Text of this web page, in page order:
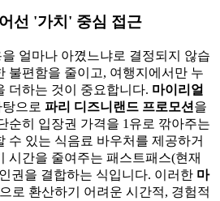
선 '가치' 중심 접근
얼마나 아꼈느냐로 결정되지 않습
불편함을 줄이고, 여행지에서만 누
더하는 것이 중요합니다. 마이리얼
으로 파리 디즈니랜드 프로모션 을
순히 입장권 가격을 1유로 깎아주는
수 있는 식음료 바우처를 제공하거
시간을 줄여주는 패스트패스(현재
권을 결합하는 식입니다. 이러한 마
로 환산하기 어려운 시간적, 경험적